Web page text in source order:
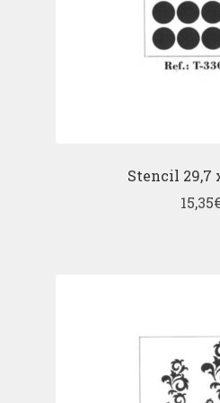
Stencil 29,7
15,35